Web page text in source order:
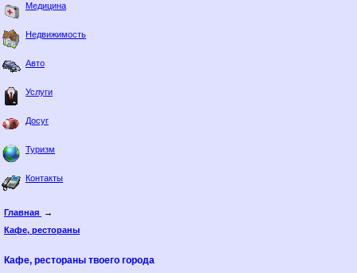
Медицина
Недвижимость
Авто
Услуги
Досуг
Туризм
Контакты
Главная
→
Кафе, рестораны
Кафе, рестораны твоего города